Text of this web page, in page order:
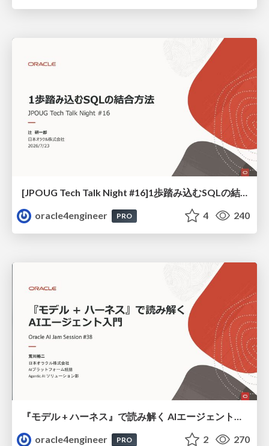
[JPOUG Tech Talk Night #16]1歩踏み込むSQLの結合方法
oracle4engineer
PRO 4 240
『モデル + ハーネス』で読み解く AIエージェント入門
oracle4engineer
PRO 2 270